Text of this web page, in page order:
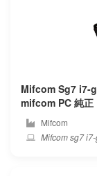
Mifcom Sg7 i7-
Mifcom
Mifcom sg7